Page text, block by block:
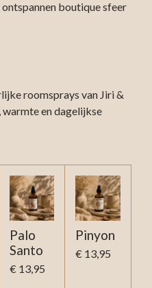
boutique sfeer
roomsprays van Jiri &
warmte en dagelijkse
Palo
Santo
€ 13,95
Pinyon
€ 13,95